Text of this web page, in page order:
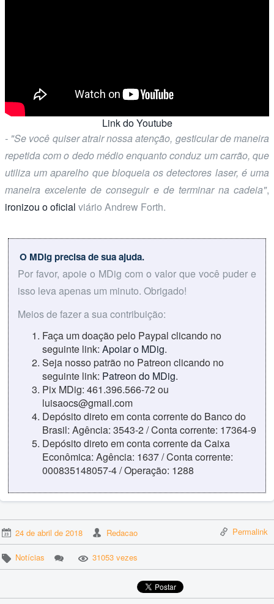
Link do Youtube
- "Se você quiser atrair nossa atenção, gesticular de maneira
repetida com o dedo médio enquanto conduz um carrão, que
utiliza um aparelho que bloqueia os detectores laser, é uma
maneira excelente de conseguir e de terminar na cadeia",
ironizou o oficial viário Andrew Forth.
O MDig precisa de sua ajuda.
Por favor, apoie o MDig com o valor que você puder e
isso leva apenas um minuto. Obrigado!
Meios de fazer a sua contribuição:
Faça um doação pelo Paypal clicando no
seguinte link: Apoiar o MDig.
Seja nosso patrão no Patreon clicando no
seguinte link: Patreon do MDig.
Pix MDig: 461.396.566-72 ou
luisaocs@gmail.com
Depósito direto em conta corrente do Banco do
Brasil: Agência: 3543-2 / Conta corrente: 17364-9
Depósito direto em conta corrente da Caixa
Econômica: Agência: 1637 / Conta corrente:
000835148057-4 / Operação: 1288
24 de abril de 2018 Redacao Permalink
Notícias 31053 vezes